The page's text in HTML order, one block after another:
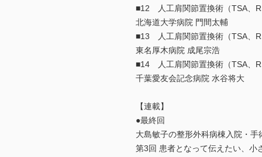
■12 人工肩関節置換術（TSA、
北海道大学病院 門間太輔
■13 人工肩関節置換術（TSA、
東名厚木病院 成尾宗浩
■14 人工肩関節置換術（TSA、
千葉愛友会記念病院 水谷将大
【連載】
●最終回
大島敏子の整形外科病棟入院・手
第3回 患者となって伝えたい、小